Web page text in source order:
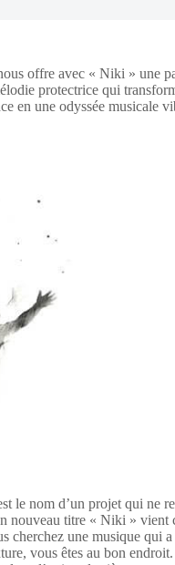
offre avec « Niki » une
protectrice qui
en une odyssée musicale
le nom d’un projet qui ne
nouveau titre « Niki » vient
cherchez une musique qui a
vous êtes au bon